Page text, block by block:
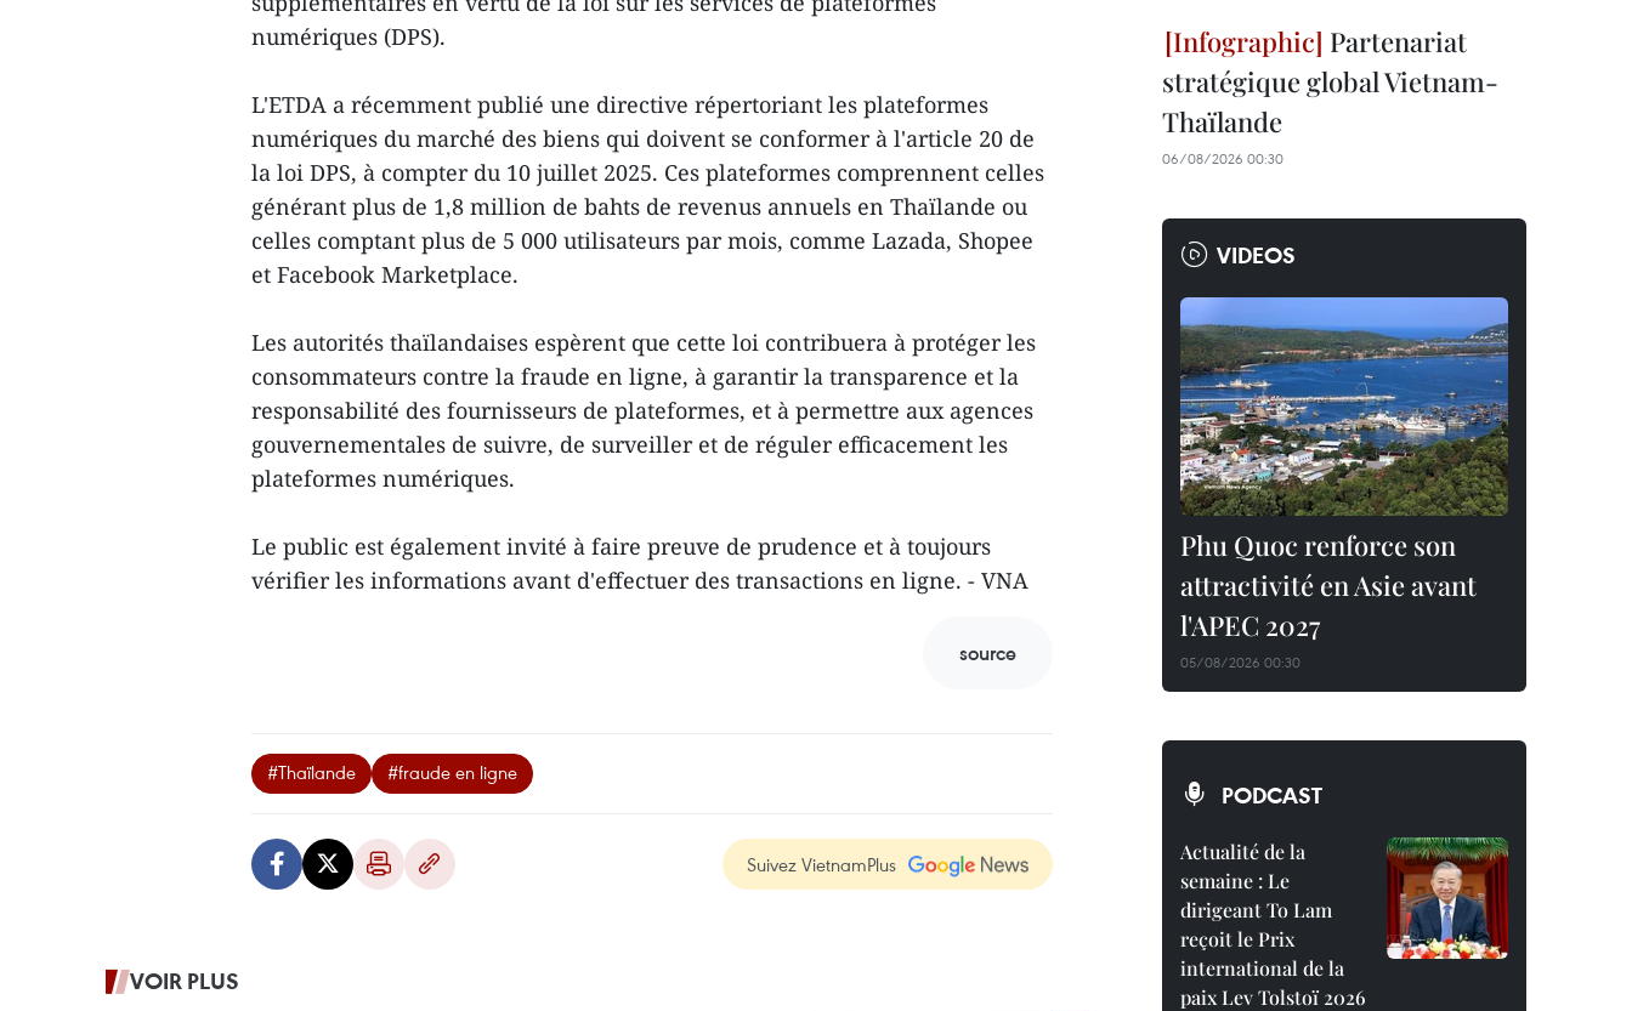
numériques (DPS).
L'ETDA a récemment publié une directive répertoriant les plateformes
numériques du marché des biens qui doivent se conformer à l'article 20 de
la loi DPS, à compter du 10 juillet 2025. Ces plateformes comprennent celles
générant plus de 1,8 million de bahts de revenus annuels en Thaïlande ou
celles comptant plus de 5 000 utilisateurs par mois, comme Lazada, Shopee
et Facebook Marketplace.
Les autorités thaïlandaises espèrent que cette loi contribuera à protéger les
consommateurs contre la fraude en ligne, à garantir la transparence et la
responsabilité des fournisseurs de plateformes, et à permettre aux agences
gouvernementales de suivre, de surveiller et de réguler efficacement les
plateformes numériques.
Le public est également invité à faire preuve de prudence et à toujours
vérifier les informations avant d'effectuer des transactions en ligne. - VNA
source
#Thaïlande #fraude en ligne
Suivez VietnamPlus
VOIR PLUS
Partenariat
stratégique global Vietnam-
Thaïlande
06/08/2026 00:30
VIDEOS
Phu Quoc renforce son
attractivité en Asie avant
l'APEC 2027
05/08/2026 00:30
PODCAST
Actualité de la
semaine : Le
dirigeant To Lam
reçoit le Prix
international de la
paix Lev Tolstoï 2026